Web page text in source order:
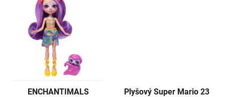
ENCHANTIMALS
Plyšový Super Mario 23